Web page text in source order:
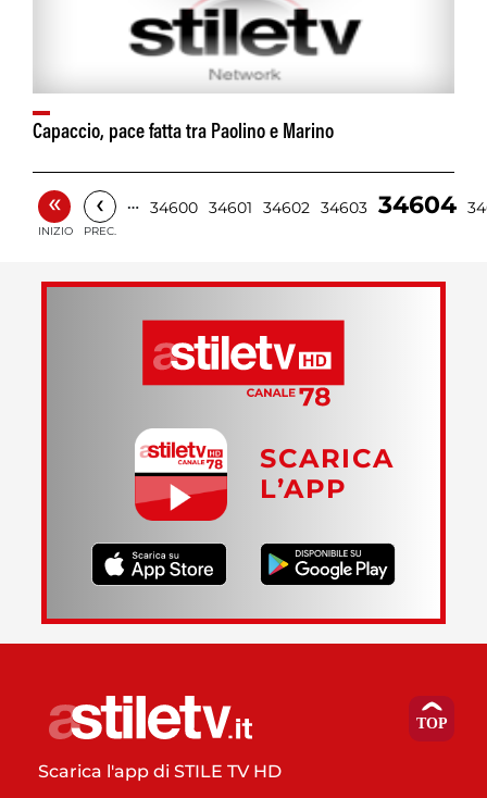
Capaccio, pace fatta tra Paolino e Marino
«
INIZIO
‹
PREC.
… 34600 34601 34602 34603 34604
SCARICA
L’APP
Scarica l'app di STILE TV HD